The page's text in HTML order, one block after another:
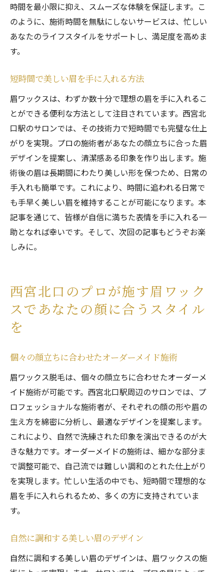
時間を最小限に抑え、スムーズな体験を保証します。こ
のように、施術時間を無駄にしないサービスは、忙しい
あなたのライフスタイルをサポートし、満足度を高めま
す。
短時間で美しい眉を手に入れる方法
眉ワックスは、わずか数十分で理想の眉を手に入れるこ
とができる便利な方法として注目されています。西宮北
口駅のサロンでは、その技術力で短時間でも完璧な仕上
がりを実現。プロの施術者があなたの顔立ちに合った眉
デザインを提案し、清潔感ある印象を作り出します。施
術後の眉は長期間にわたり美しい形を保つため、日常の
手入れも簡単です。これにより、時間に追われる日常で
も手早く美しい眉を維持することが可能になります。本
記事を通じて、皆様が自信に満ちた表情を手に入れる一
助となれば幸いです。そして、次回の記事もどうぞお楽
しみに。
西宮北口のプロが施す眉ワック
スであなたの顔に合うスタイル
を
個々の顔立ちに合わせたオーダーメイド施術
眉ワックス脱毛は、個々の顔立ちに合わせたオーダーメ
イド施術が可能です。西宮北口駅周辺のサロンでは、プ
ロフェッショナルな施術者が、それぞれの顔の形や眉の
生え方を綿密に分析し、最適なデザインを提案します。
これにより、自然で洗練された印象を演出できるのが大
きな魅力です。オーダーメイドの施術は、細かな部分ま
で調整可能で、自己流では難しい調和のとれた仕上がり
を実現します。忙しい生活の中でも、短時間で理想的な
眉を手に入れられるため、多くの方に支持されていま
す。
自然に調和する美しい眉のデザイン
自然に調和する美しい眉のデザインは、眉ワックスの施